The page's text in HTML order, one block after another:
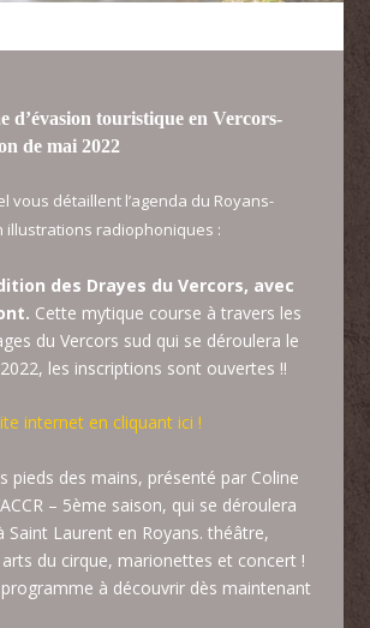
d’évasion touristique en Vercors-
de mai 2022
vous détaillent l’agenda du Royans-
illustrations radiophoniques :
des Drayes du Vercors, avec
Cette mytique course à travers les
du Vercors sud qui se déroulera le
les inscriptions sont ouvertes !!
internet en cliquant ici !
pieds des mains, présenté par Coline
– 5ème saison, qui se déroulera
Saint Laurent en Royans. théâtre,
du cirque, marionettes et concert !
à découvrir dès maintenant